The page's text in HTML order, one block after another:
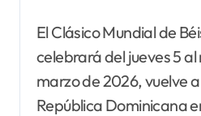
El Clásico Mundial de
celebrará del jueves 5 al
marzo de 2026, vuelve
República Dominicana